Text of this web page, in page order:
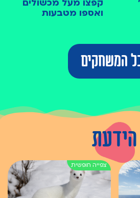
קפצו מעל מכשולים
ואספו מטבעות
המשחקים
הידעת